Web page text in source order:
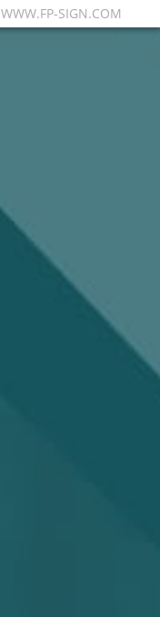
WWW.FP-SIGN.COM